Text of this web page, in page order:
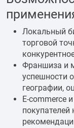
Локальный
торговой
Франшиза и
успешности
географии,
E-commerce
покупателей